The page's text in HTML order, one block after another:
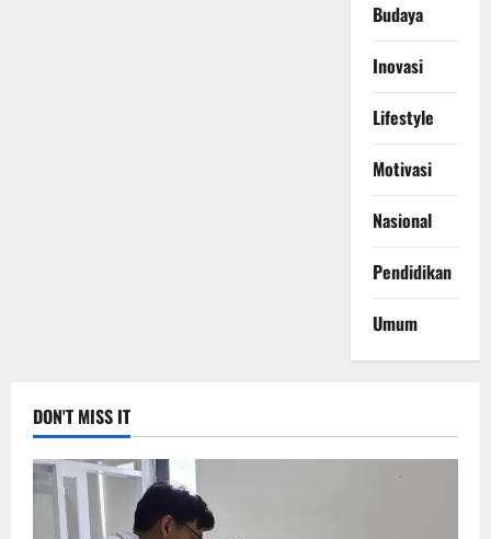
Budaya
Inovasi
Lifestyle
Motivasi
Nasional
Pendidikan
Umum
DON'T MISS IT